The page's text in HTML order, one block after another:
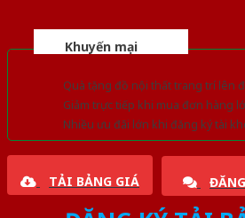
Khuyến mại
Quà tặng đồ nội thất trang trí lên
Giảm trực tiếp khi mua đơn hàng
Nhiều ưu đãi lớn khi đăng ký tài
TẢI BẢNG GIÁ